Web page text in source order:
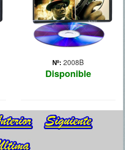
Nº: 2008B
Disponible